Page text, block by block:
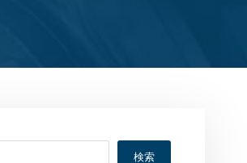
検索